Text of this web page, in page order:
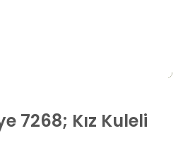
7268; Kız Kuleli